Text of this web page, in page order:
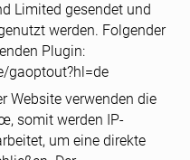
Limited gesendet und
werden. Folgender
Plugin:
gaoptout?hl=de
Website verwenden die
somit werden IP-
um eine direkte